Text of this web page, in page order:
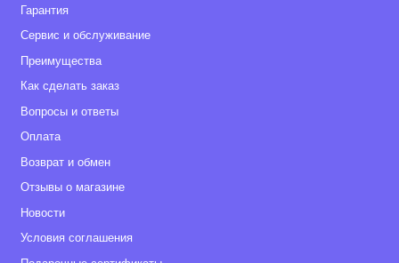
Гарантия
Сервис и обслуживание
Преимущества
Как сделать заказ
Вопросы и ответы
Оплата
Возврат и обмен
Отзывы о магазине
Новости
Условия соглашения